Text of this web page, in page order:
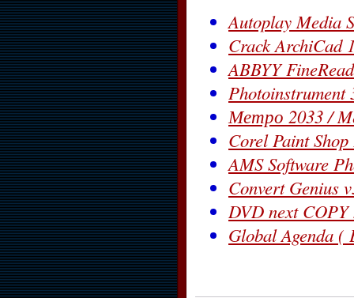
Autoplay Media
Crack ArchiCad
ABBYY
Метро 2033 /
Corel Paint
AMS Software
Convert Genius
DVD next
Global Agenda